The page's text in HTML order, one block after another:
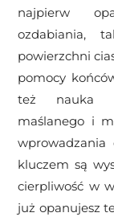
najpierw
ozdabiania,
powierzchni
pomocy
też nauka
maślanego i
wprowadzania
kluczem są
cierpliwość w
już opanujesz